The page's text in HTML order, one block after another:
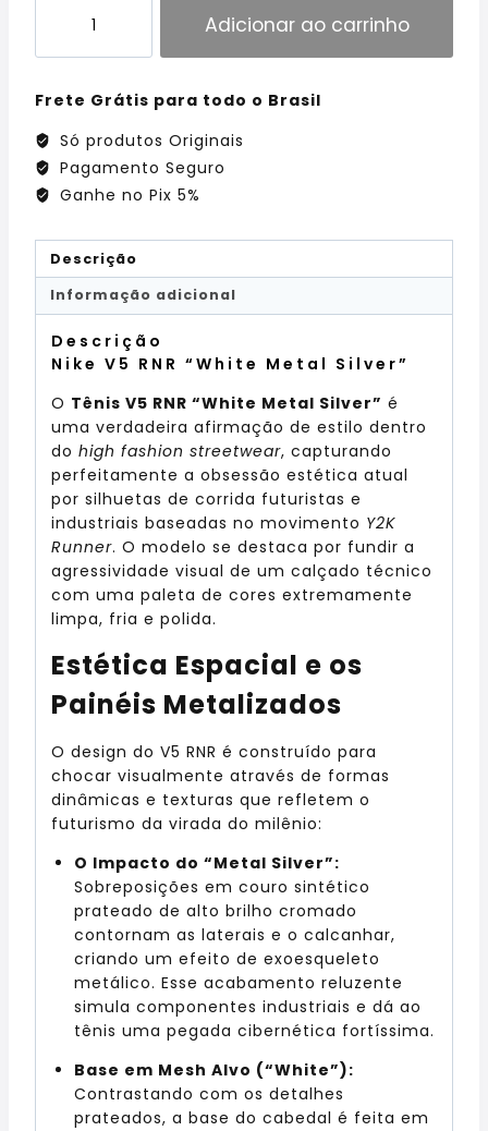
Adicionar ao carrinho
Frete Grátis para todo o Brasil
Só produtos Originais
Pagamento Seguro
Ganhe no Pix 5%
Descrição
Informação adicional
Descrição
Nike V5 RNR “White Metal Silver”
O Tênis V5 RNR “White Metal Silver” é
uma verdadeira afirmação de estilo dentro
do high fashion streetwear, capturando
perfeitamente a obsessão estética atual
por silhuetas de corrida futuristas e
industriais baseadas no movimento Y2K
Runner. O modelo se destaca por fundir a
agressividade visual de um calçado técnico
com uma paleta de cores extremamente
limpa, fria e polida.
Estética Espacial e os
Painéis Metalizados
O design do V5 RNR é construído para
chocar visualmente através de formas
dinâmicas e texturas que refletem o
futurismo da virada do milênio:
O Impacto do “Metal Silver”:
Sobreposições em couro sintético
prateado de alto brilho cromado
contornam as laterais e o calcanhar,
criando um efeito de exoesqueleto
metálico. Esse acabamento reluzente
simula componentes industriais e dá ao
tênis uma pegada cibernética fortíssima.
Base em Mesh Alvo (“White”):
Contrastando com os detalhes
prateados, a base do cabedal é feita em